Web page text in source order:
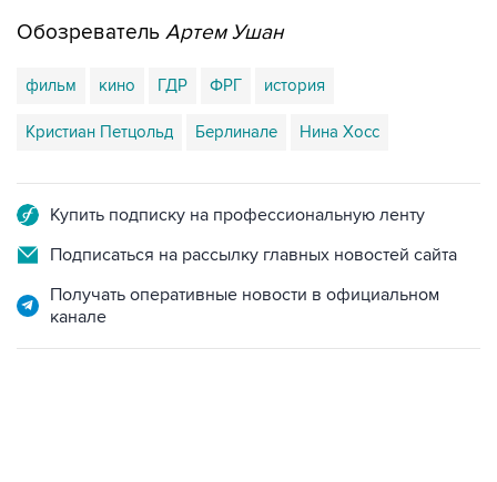
Обозреватель Артем Ушан
фильм кино ГДР ФРГ история
Кристиан Петцольд Берлинале Нина Хосс
Купить подписку на профессиональную ленту
Подписаться на рассылку главных новостей сайта
Получать оперативные новости в официальном
канале